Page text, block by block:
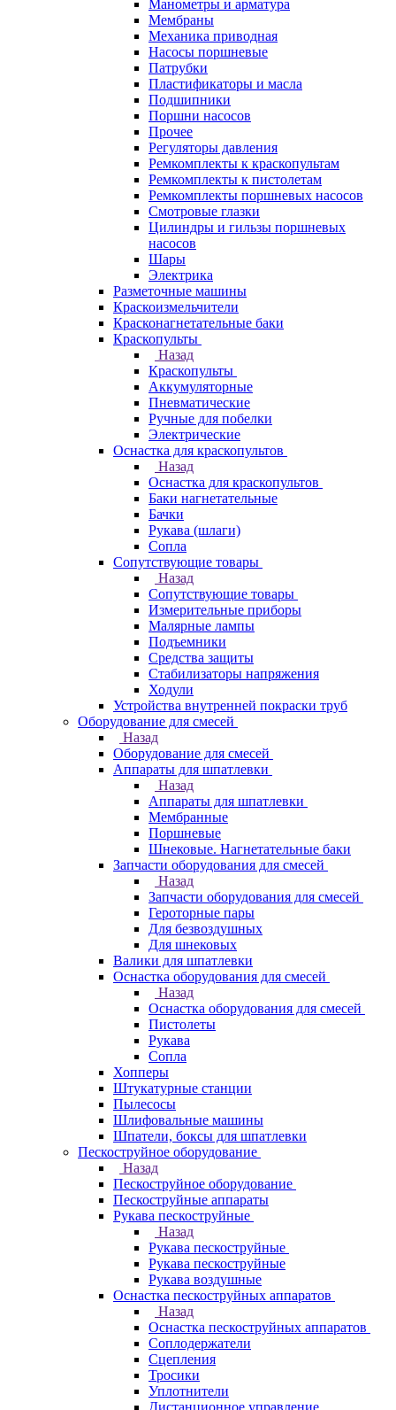
Манометры и арматура
Мембраны
Механика приводная
Насосы поршневые
Патрубки
Пластификаторы и масла
Подшипники
Поршни насосов
Прочее
Регуляторы давления
Ремкомплекты к краскопультам
Ремкомплекты к пистолетам
Ремкомплекты поршневых насосов
Смотровые глазки
Цилиндры и гильзы поршневых
насосов
Шары
Электрика
Разметочные машины
Краскоизмельчители
Красконагнетательные баки
Краскопульты
Назад
Краскопульты
Аккумуляторные
Пневматические
Ручные для побелки
Электрические
Оснастка для краскопультов
Назад
Оснастка для краскопультов
Баки нагнетательные
Бачки
Рукава (шлаги)
Сопла
Сопутствующие товары
Назад
Сопутствующие товары
Измерительные приборы
Малярные лампы
Подъемники
Средства защиты
Стабилизаторы напряжения
Ходули
Устройства внутренней покраски труб
Оборудование для смесей
Назад
Оборудование для смесей
Аппараты для шпатлевки
Назад
Аппараты для шпатлевки
Мембранные
Поршневые
Шнековые. Нагнетательные баки
Запчасти оборудования для смесей
Назад
Запчасти оборудования для смесей
Героторные пары
Для безвоздушных
Для шнековых
Валики для шпатлевки
Оснастка оборудования для смесей
Назад
Оснастка оборудования для смесей
Пистолеты
Рукава
Сопла
Хопперы
Штукатурные станции
Пылесосы
Шлифовальные машины
Шпатели, боксы для шпатлевки
Пескоструйное оборудование
Назад
Пескоструйное оборудование
Пескоструйные аппараты
Рукава пескоструйные
Назад
Рукава пескоструйные
Рукава пескоструйные
Рукава воздушные
Оснастка пескоструйных аппаратов
Назад
Оснастка пескоструйных аппаратов
Соплодержатели
Сцепления
Тросики
Уплотнители
Дистанционное управление